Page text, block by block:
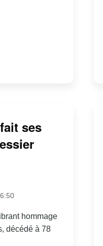
ses
hommage
décédé à 78